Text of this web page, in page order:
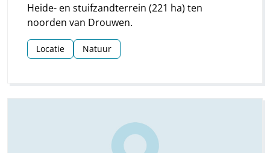
Heide- en stuifzandterrein (221 ha) ten
noorden van Drouwen.
Locatie Natuur